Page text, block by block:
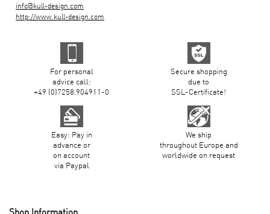
info@kull-design.com
http://www.kull-design.com
For personal
advice call:
+49 (0)7258.904911-0
Secure shopping
due to
SSL-Certificate!
Easy: Pay in
advance or
on account
via Paypal
We ship
throughout Europe and
worldwide on request